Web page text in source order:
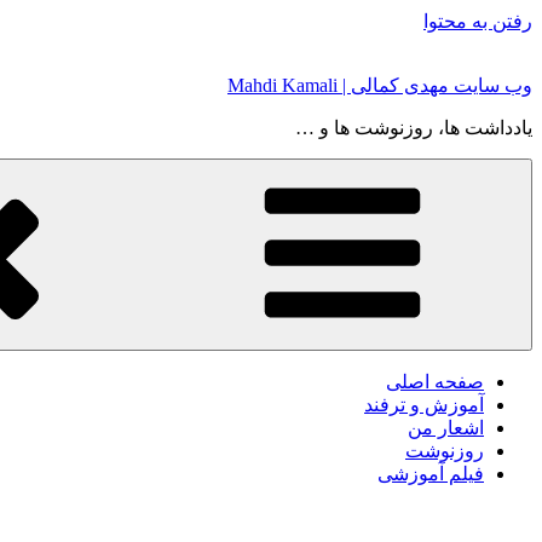
رفتن به محتوا
وب سایت مهدی کمالی | Mahdi Kamali
یادداشت ها، روزنوشت ها و …
صفحه اصلی
آموزش و ترفند
اشعار من
روزنوشت
فیلم آموزشی